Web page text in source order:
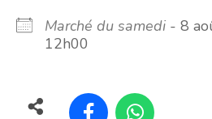
Marché du samedi - 8
12h00